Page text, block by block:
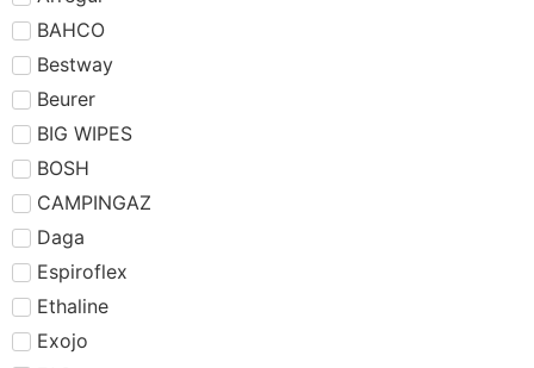
BAHCO
Bestway
Beurer
BIG WIPES
BOSH
CAMPINGAZ
Daga
Espiroflex
Ethaline
Exojo